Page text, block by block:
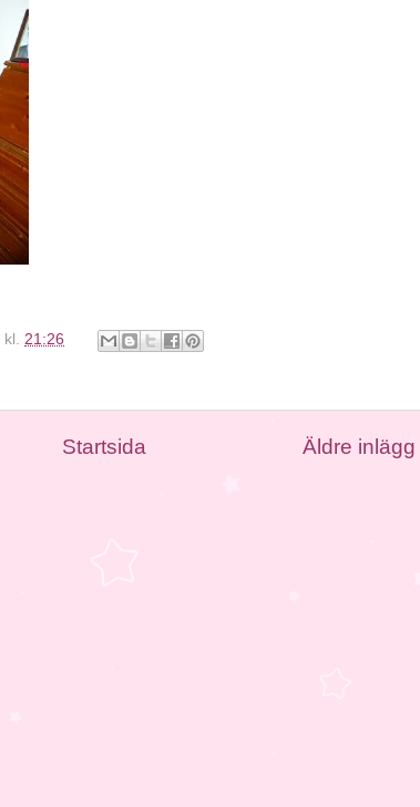
kl. 21:26
Äldre inlägg
Startsida